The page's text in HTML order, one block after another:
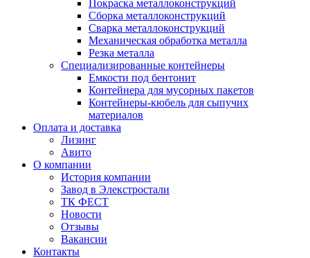
Покраска металлоконструкций
Сборка металлоконструкций
Сварка металлоконструкций
Механическая обработка металла
Резка металла
Специализированные контейнеры
Емкости под бентонит
Контейнера для мусорных пакетов
Контейнеры-кюбель для сыпучих
материалов
Оплата и доставка
Лизинг
Авито
О компании
История компании
Завод в Элекстростали
ТК ФЕСТ
Новости
Отзывы
Вакансии
Контакты